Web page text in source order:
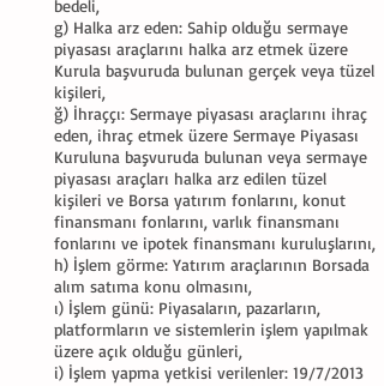
bedeli,
g) Halka arz eden: Sahip olduğu sermaye
piyasası araçlarını halka arz etmek üzere
Kurula başvuruda bulunan gerçek veya tüzel
kişileri,
ğ) İhraççı: Sermaye piyasası araçlarını ihraç
eden, ihraç etmek üzere Sermaye Piyasası
Kuruluna başvuruda bulunan veya sermaye
piyasası araçları halka arz edilen tüzel
kişileri ve Borsa yatırım fonlarını, konut
finansmanı fonlarını, varlık finansmanı
fonlarını ve ipotek finansmanı kuruluşlarını,
h) İşlem görme: Yatırım araçlarının Borsada
alım satıma konu olmasını,
ı) İşlem günü: Piyasaların, pazarların,
platformların ve sistemlerin işlem yapılmak
üzere açık olduğu günleri,
i) İşlem yapma yetkisi verilenler: 19/7/2013